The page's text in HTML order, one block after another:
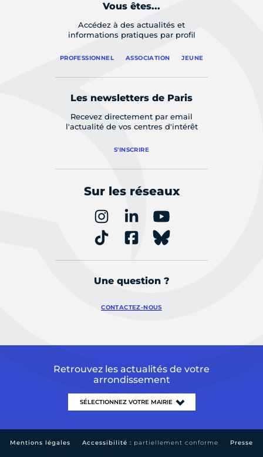
Vous êtes...
Accédez à des actualités et
informations pratiques par profil
PROFESSIONNEL ASSOCIATION JEUNE
Les newsletters de Paris
Recevez directement par email
l'actualité de vos centres d'intérêt
S'INSCRIRE
Sur les réseaux
Une question ?
CONTACTEZ-NOUS
Retrouvez les actualités de votre
arrondissement
Mentions légales Accessibilité : partiellement conforme Presse